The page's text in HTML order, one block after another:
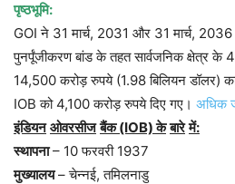
पृष्ठभूमि:
GOI ने 31 मार्च, 2031 और 31 मार्च, 2036
पुनर्पूंजीकरण बांड के तहत सार्वजनिक क्षेत्र
14,500 करोड़ रुपये (1.98 बिलियन डॉलर)
IOB को 4,100 करोड़ रुपये दिए गए। अधिक
इंडियन ओवरसीज बैंक(IOB)के बारे में:
स्थापना– 10 फरवरी 1937
मुख्यालय– चेन्नई, तमिलनाडु